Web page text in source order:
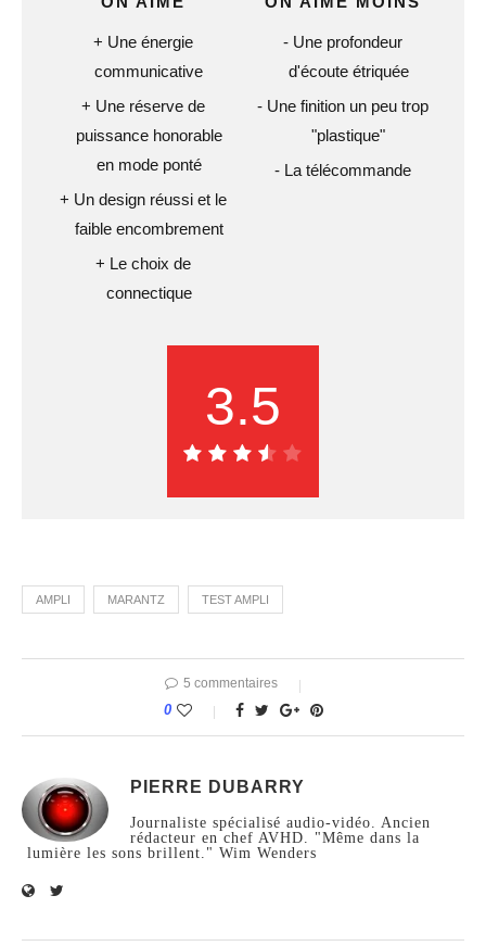
Une énergie
communicative
Une réserve de
puissance honorable
en mode ponté
Un design réussi et le
faible encombrement
Le choix de
connectique
Une profondeur
d'écoute étriquée
Une finition un peu trop
"plastique"
La télécommande
3.5
AMPLI MARANTZ TEST AMPLI
5 commentaires
0
PIERRE DUBARRY
Journaliste spécialisé audio-vidéo. Ancien
rédacteur en chef AVHD. "Même dans la
lumière les sons brillent." Wim Wenders